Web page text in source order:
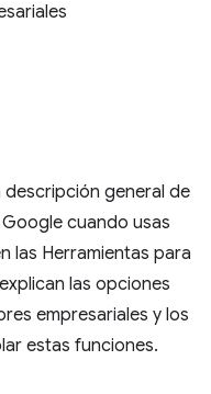
descripción general de
cuando usas
las Herramientas para
las opciones
empresariales y los
estas funciones.